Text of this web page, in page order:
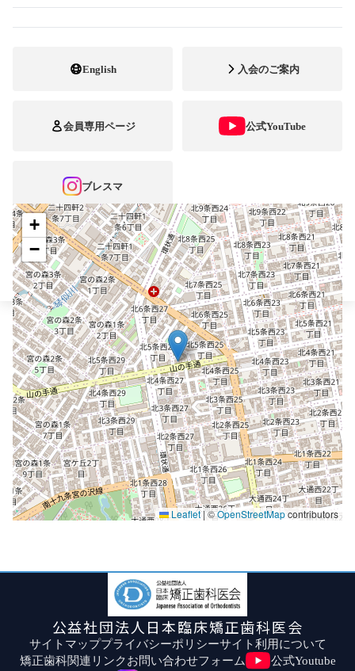
English 入会のご案内
会員専用ページ 公式YouTube
ブレスマ
電話番号 011-613-9292
矯正診断料算定施設
+
−
Leaflet|©OpenStreetMapcontributors
公益社団法人日本臨床矯正歯科医会
サイトマッププライバシーポリシーサイト利用について
矯正歯科関連リンクお問い合わせフォーム 公式Youtube